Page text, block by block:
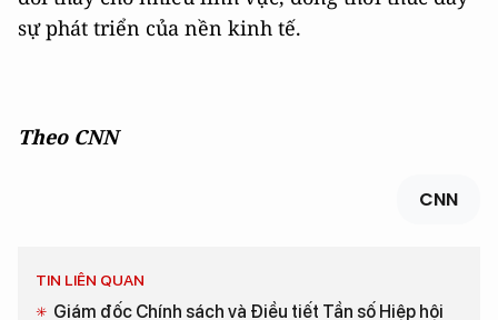
sự phát triển của nền kinh tế.
Theo CNN
CNN
TIN LIÊN QUAN
Giám đốc Chính sách và Điều tiết Tần số Hiệp hội